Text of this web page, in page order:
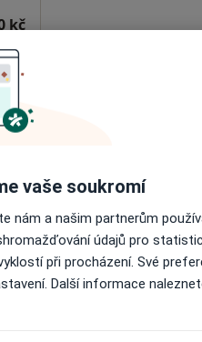
kč
vaše soukromí
nám a našim partnerům
údajů pro
při procházení. Své
Další informace